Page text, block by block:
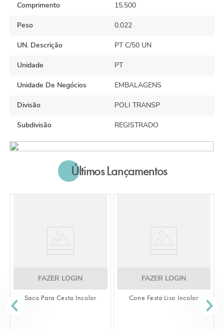
Comprimento 15.500
Peso 0.022
UN. Descrição PT C/50 UN
Unidade PT
Unidade De Negócios EMBALAGENS
Divisão POLI TRANSP
Subdivisão REGISTRADO
Últimos Lançamentos
FAZER LOGIN
Saco Para Cesta Incolor
FAZER LOGIN
Cone Festa Liso Incolor